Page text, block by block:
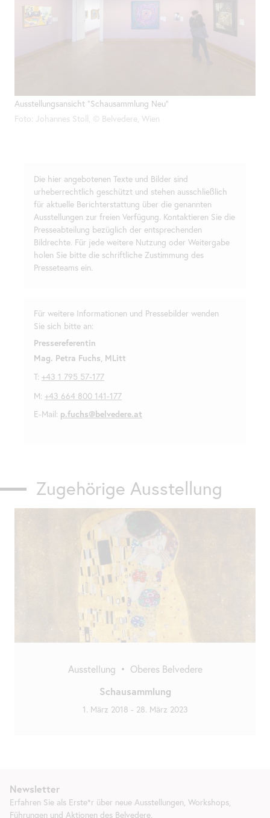
Ausstellungsansicht "Schausammlung Neu"
Foto: Johannes Stoll, © Belvedere, Wien
Die hier angebotenen Texte und Bilder sind
urheberrechtlich geschützt und stehen ausschließlich
für aktuelle Berichterstattung über die genannten
Ausstellungen zur freien Verfügung. Kontaktieren Sie die
Presseabteilung bezüglich der entsprechenden
Bildrechte. Für jede weitere Nutzung oder Weitergabe
holen Sie bitte die schriftliche Zustimmung des
Presseteams ein.
Für weitere Informationen und Pressebilder wenden
Sie sich bitte an:
Pressereferentin
Mag. Petra Fuchs, MLitt
T: +43 1 795 57-177
M: +43 664 800 141-177
E-Mail: p.fuchs@belvedere.at
Zugehörige Ausstellung
Ausstellung • Oberes Belvedere
Schausammlung
1. März 2018 - 28. März 2023
Newsletter
Erfahren Sie als Erste*r über neue Ausstellungen, Workshops,
Führungen und Aktionen des Belvedere.